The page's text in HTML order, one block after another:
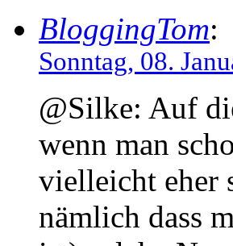
BloggingTom:
Sonntag, 08.
@Silke: Auf
wenn man
vielleicht eher
nämlich dass